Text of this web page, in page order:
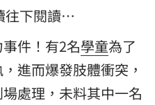
往下閱讀…
件！有2名學童為了
進而爆發肢體衝突，
場處理，未料其中一名